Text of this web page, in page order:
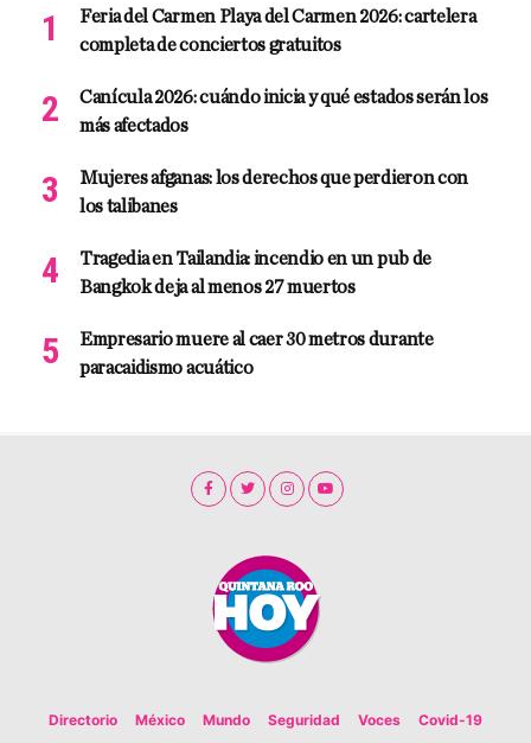
Feria del Carmen Playa del Carmen 2026: cartelera
completa de conciertos gratuitos
Canícula 2026: cuándo inicia y qué estados serán los
más afectados
Mujeres afganas: los derechos que perdieron con
los talibanes
Tragedia en Tailandia: incendio en un pub de
Bangkok deja al menos 27 muertos
Empresario muere al caer 30 metros durante
paracaidismo acuático
Directorio México Mundo Seguridad Voces Covid-19